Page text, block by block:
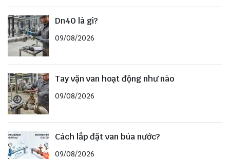
Dn40 là gì?
09/08/2026
Tay vặn van hoạt động như nào
09/08/2026
Cách lắp đặt van búa nước?
09/08/2026